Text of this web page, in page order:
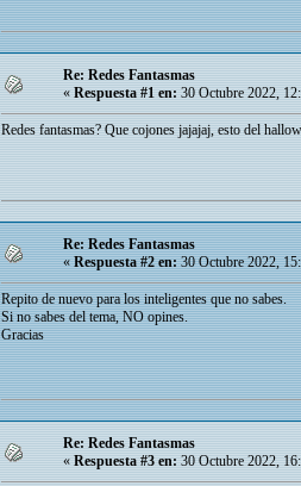
Re: Redes Fantasmas
« Respuesta #1 en: 30 Octubre 2022,
Redes fantasmas? Que cojones jajajaj, esto del
Re: Redes Fantasmas
«Respuesta #2 en:30 Octubre 2022,
Repito de nuevo para los inteligentes que no sabes.
Si no sabes del tema, NO opines.
Gracias
Re: Redes Fantasmas
« Respuesta #3 en: 30 Octubre 2022,